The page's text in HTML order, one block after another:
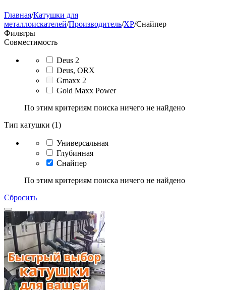
Главная/Катушки для
металлоискателей/Производитель/XP/Снайпер
Фильтры
Совместимость
Deus 2
Deus, ORX
Gmaxx 2
Gold Maxx Power
По этим критериям поиска ничего не найдено
Тип катушки (1)
Универсальная
Глубинная
Снайпер
По этим критериям поиска ничего не найдено
Сбросить